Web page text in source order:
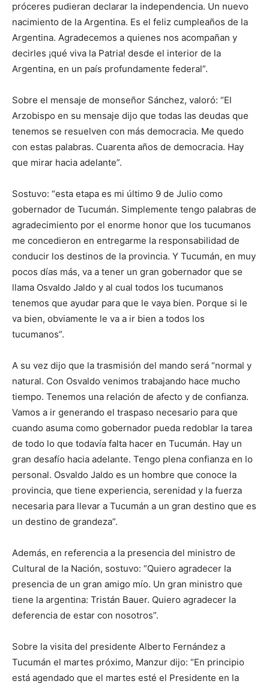
próceres pudieran declarar la independencia. Un nuevo
nacimiento de la Argentina. Es el feliz cumpleaños de la
Argentina. Agradecemos a quienes nos acompañan y
decirles ¡qué viva la Patria! desde el interior de la
Argentina, en un país profundamente federal”.
Sobre el mensaje de monseñor Sánchez, valoró: “El
Arzobispo en su mensaje dijo que todas las deudas que
tenemos se resuelven con más democracia. Me quedo
con estas palabras. Cuarenta años de democracia. Hay
que mirar hacia adelante”.
Sostuvo: “esta etapa es mi último 9 de Julio como
gobernador de Tucumán. Simplemente tengo palabras de
agradecimiento por el enorme honor que los tucumanos
me concedieron en entregarme la responsabilidad de
conducir los destinos de la provincia. Y Tucumán, en muy
pocos días más, va a tener un gran gobernador que se
llama Osvaldo Jaldo y al cual todos los tucumanos
tenemos que ayudar para que le vaya bien. Porque si le
va bien, obviamente le va a ir bien a todos los
tucumanos”.
A su vez dijo que la trasmisión del mando será “normal y
natural. Con Osvaldo venimos trabajando hace mucho
tiempo. Tenemos una relación de afecto y de confianza.
Vamos a ir generando el traspaso necesario para que
cuando asuma como gobernador pueda redoblar la tarea
de todo lo que todavía falta hacer en Tucumán. Hay un
gran desafío hacia adelante. Tengo plena confianza en lo
personal. Osvaldo Jaldo es un hombre que conoce la
provincia, que tiene experiencia, serenidad y la fuerza
necesaria para llevar a Tucumán a un gran destino que es
un destino de grandeza”.
Además, en referencia a la presencia del ministro de
Cultural de la Nación, sostuvo: “Quiero agradecer la
presencia de un gran amigo mío. Un gran ministro que
tiene la argentina: Tristán Bauer. Quiero agradecer la
deferencia de estar con nosotros”.
Sobre la visita del presidente Alberto Fernández a
Tucumán el martes próximo, Manzur dijo: “En principio
está agendado que el martes esté el Presidente en la